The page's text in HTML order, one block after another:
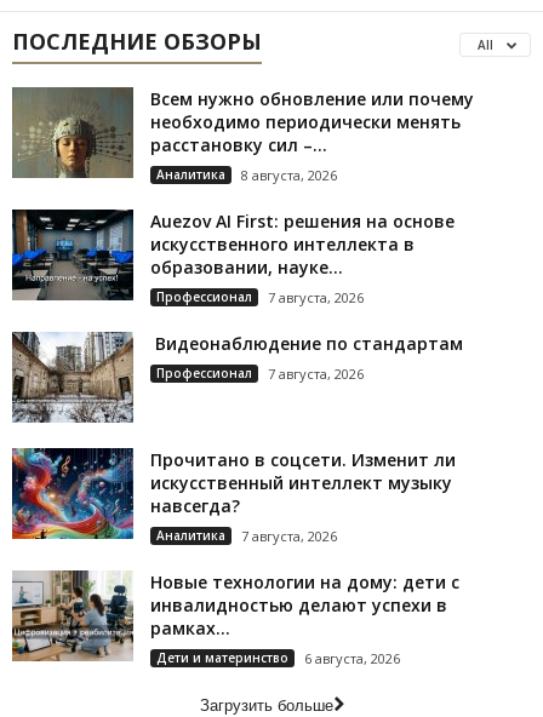
ПОСЛЕДНИЕ ОБЗОРЫ All
Всем нужно обновление или почему
необходимо периодически менять
расстановку сил –...
Аналитика 8 августа, 2026
Auezov AI First: решения на основе
искусственного интеллекта в
образовании, науке...
Профессионал 7 августа, 2026
Видеонаблюдение по стандартам
Профессионал 7 августа, 2026
Прочитано в соцсети. Изменит ли
искусственный интеллект музыку
навсегда?
Аналитика 7 августа, 2026
Новые технологии на дому: дети с
инвалидностью делают успехи в
рамках...
Дети и материнство 6 августа, 2026
Загрузить больше